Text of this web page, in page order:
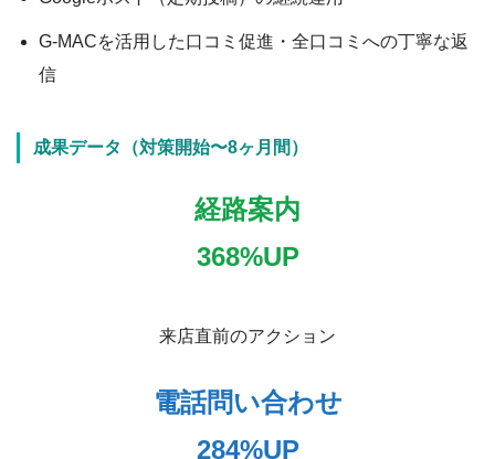
G-MACを活用した口コミ促進・全口コミへの丁寧な返
信
成果データ（対策開始〜8ヶ月間）
経路案内
368%UP
来店直前のアクション
電話問い合わせ
284%UP